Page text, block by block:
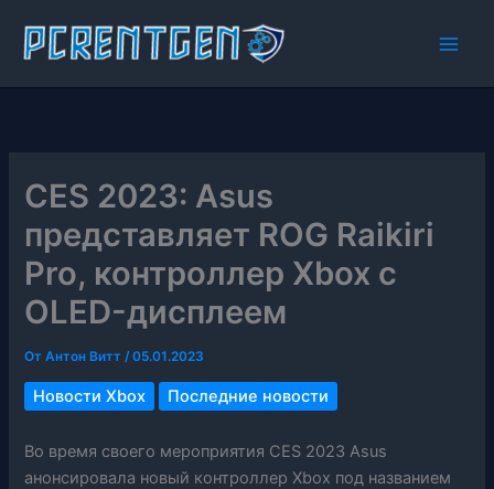
содержимому
CES 2023: Asus
представляет ROG Raikiri
Pro, контроллер Xbox с
OLED-дисплеем
ОтАнтон Витт/05.01.2023
Новости Xbox Последние новости
Во время своего мероприятия CES 2023 Asus
анонсировала новый контроллер Xbox под названием